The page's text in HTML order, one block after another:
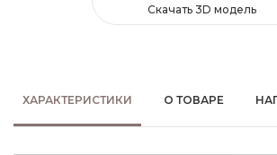
Скачать 3D модель
ХАРАКТЕРИСТИКИ О ТОВАРЕ